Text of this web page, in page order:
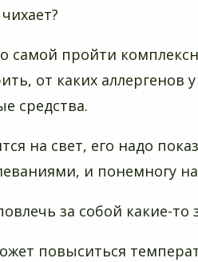
самой пройти
от каких аллергенов
средства.
на свет, его надо
и понемногу
за собой какие-то
повыситься